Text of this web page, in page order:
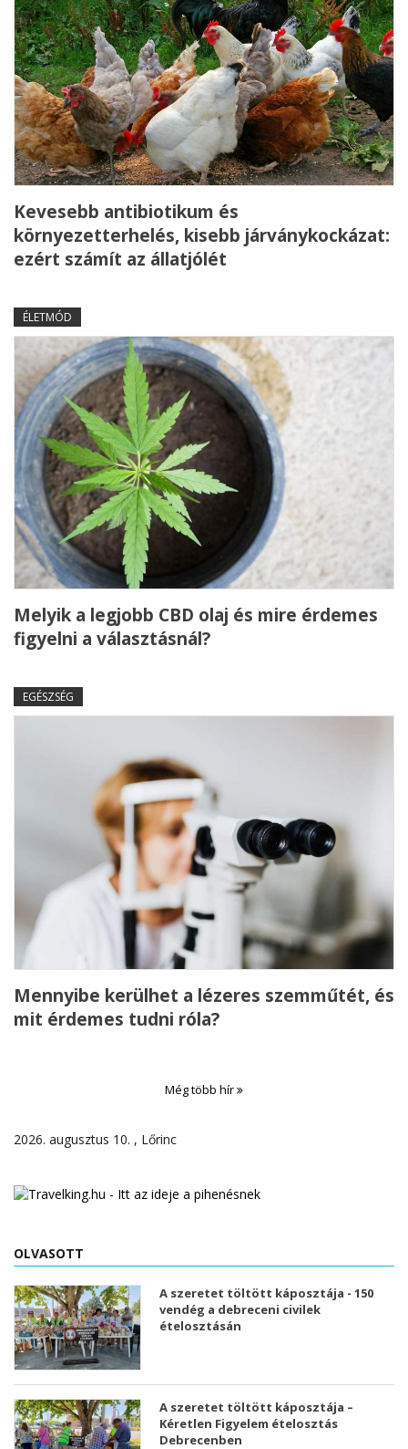
Kevesebb antibiotikum és
környezetterhelés, kisebb járványkockázat:
ezért számít az állatjólét
ÉLETMÓD
Melyik a legjobb CBD olaj és mire érdemes
figyelni a választásnál?
EGÉSZSÉG
Mennyibe kerülhet a lézeres szemműtét, és
mit érdemes tudni róla?
Még több hír
2026. augusztus 10. , Lőrinc
OLVASOTT
A szeretet töltött káposztája - 150
vendég a debreceni civilek
ételosztásán
A szeretet töltött káposztája –
Kéretlen Figyelem ételosztás
Debrecenben